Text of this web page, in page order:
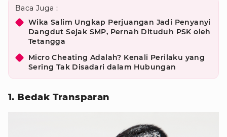
Baca Juga :
Wika Salim Ungkap Perjuangan Jadi Penyanyi
Dangdut Sejak SMP, Pernah Dituduh PSK oleh
Tetangga
Micro Cheating Adalah? Kenali Perilaku yang
Sering Tak Disadari dalam Hubungan
1. Bedak Transparan